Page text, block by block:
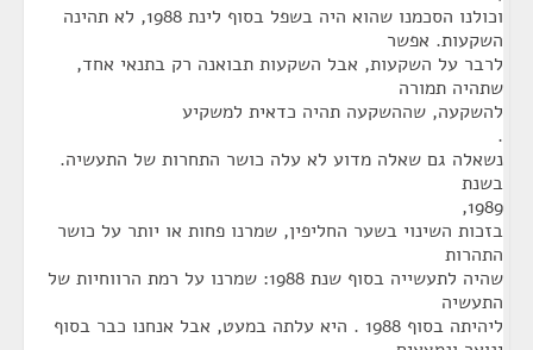
וכולנו הסכמנו שהוא היה בשפל בסוף לינת 1988, לא תהינה
השקעות. אפשר
לרבר על השקעות, אבל השקעות תבואנה רק בתנאי אחד,
שתהיה תמורה
להשקעה, שההשקעה תהיה כדאית למשקיע
.
נשאלה גם שאלה מדוע לא עלה כושר התחרות של התעשיה.
בשנת
1989,
בזכות השינוי בשער החליפין, שמרנו פחות או יותר על כושר
התהרות
שהיה לתעשייה בסוף שנת 1988: שמרנו על רמת הרווחיות של
התעשיה
ליהיתה בסוף 1988 . היא עלתה במעט, אבל אנחנו כבר בסוף